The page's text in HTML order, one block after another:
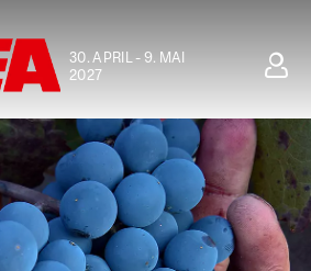
30. APRIL - 9. MAI
2027